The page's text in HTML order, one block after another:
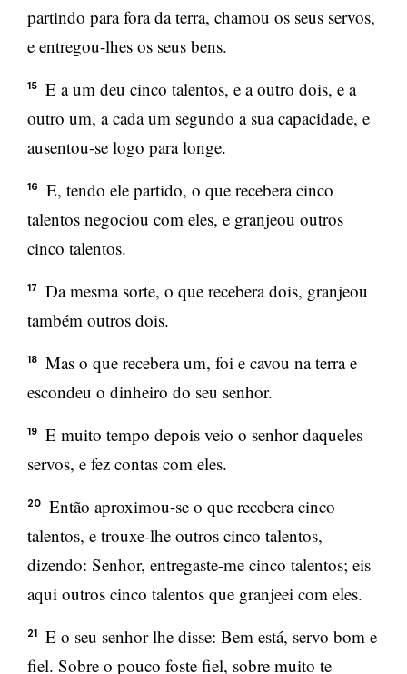
partindo para fora da terra, chamou os seus servos,
e entregou-lhes os seus bens.
15
E a um deu cinco talentos, e a outro dois, e a
outro um, a cada um segundo a sua capacidade, e
ausentou-se logo para longe.
16
E, tendo ele partido, o que recebera cinco
talentos negociou com eles, e granjeou outros
cinco talentos.
17
Da mesma sorte, o que recebera dois, granjeou
também outros dois.
18
Mas o que recebera um, foi e cavou na terra e
escondeu o dinheiro do seu senhor.
19
E muito tempo depois veio o senhor daqueles
servos, e fez contas com eles.
20
Então aproximou-se o que recebera cinco
talentos, e trouxe-lhe outros cinco talentos,
dizendo: Senhor, entregaste-me cinco talentos; eis
aqui outros cinco talentos que granjeei com eles.
21
E o seu senhor lhe disse: Bem está, servo bom e
fiel. Sobre o pouco foste fiel, sobre muito te